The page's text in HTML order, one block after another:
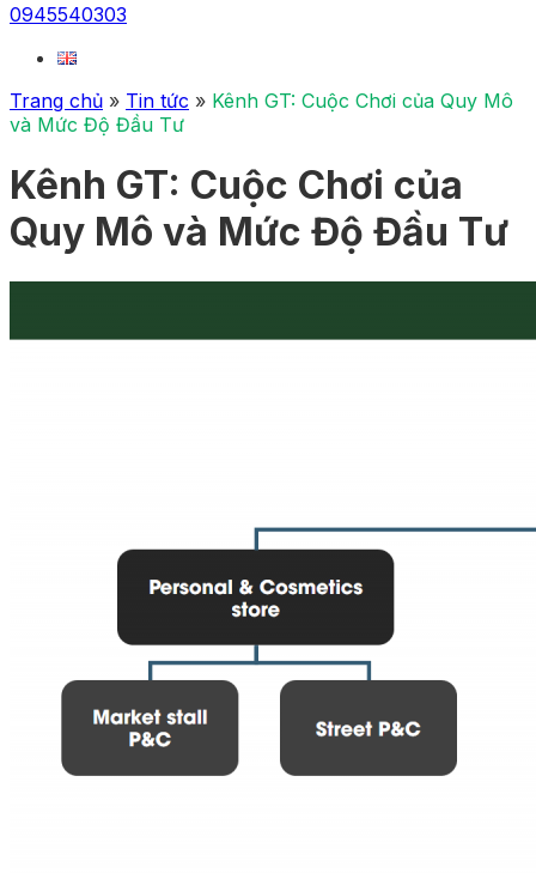
0945540303
Trang chủ » Tin tức » Kênh GT: Cuộc Chơi của Quy Mô
và Mức Độ Đầu Tư
Kênh GT: Cuộc Chơi của
Quy Mô và Mức Độ Đầu Tư